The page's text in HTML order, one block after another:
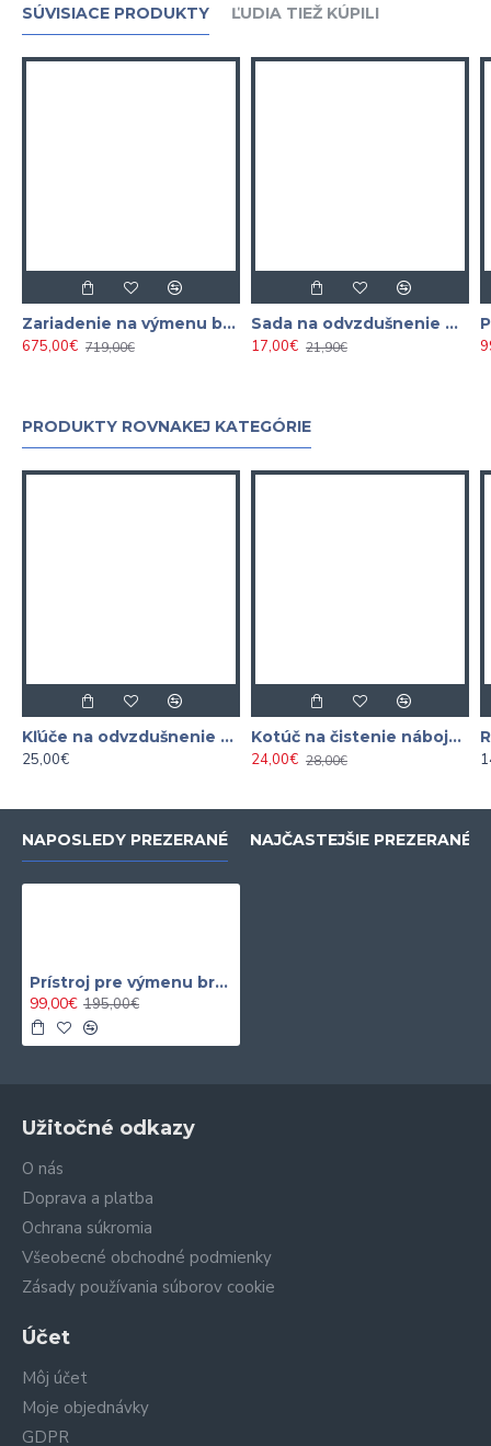
SÚVISIACE PRODUKTY ĽUDIA TIEŽ KÚPILI
Zariadenie na výmenu brzdovej kvapaliny a odvzdušnenie bŕzd ASTA
675,00€ 719,00€
Sada na odvzdušnenie bŕzd a výmenu kvapaliny
17,00€ 21,90€
PRODUKTY ROVNAKEJ KATEGÓRIE
Kľúče na odvzdušnenie bŕzd a hydraulických spojok 7-dielna
25,00€
Kotúč na čistenie nábojov 150 mm 1/2"
24,00€ 28,00€
NAPOSLEDY PREZERANÉ NAJČASTEJŠIE PREZERANÉ
Prístroj pre výmenu brzdovej kvapaliny ( Plnička )
99,00€ 195,00€
Užitočné odkazy
O nás
Doprava a platba
Ochrana súkromia
Všeobecné obchodné podmienky
Zásady používania súborov cookie
Účet
Môj účet
Moje objednávky
GDPR